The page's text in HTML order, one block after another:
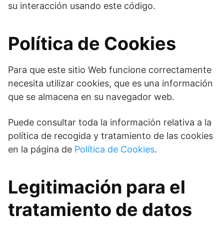
su interacción usando este código.
Política de Cookies
Para que este sitio Web funcione correctamente
necesita utilizar cookies, que es una información
que se almacena en su navegador web.
Puede consultar toda la información relativa a la
política de recogida y tratamiento de las cookies
en la página de Política de Cookies.
Legitimación para el
tratamiento de datos